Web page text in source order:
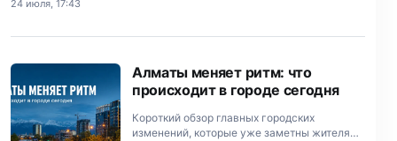
24 июля, 17:43
Алматы меняет ритм: что
происходит в городе сегодня
Короткий обзор главных городских
изменений, которые уже заметны жителям